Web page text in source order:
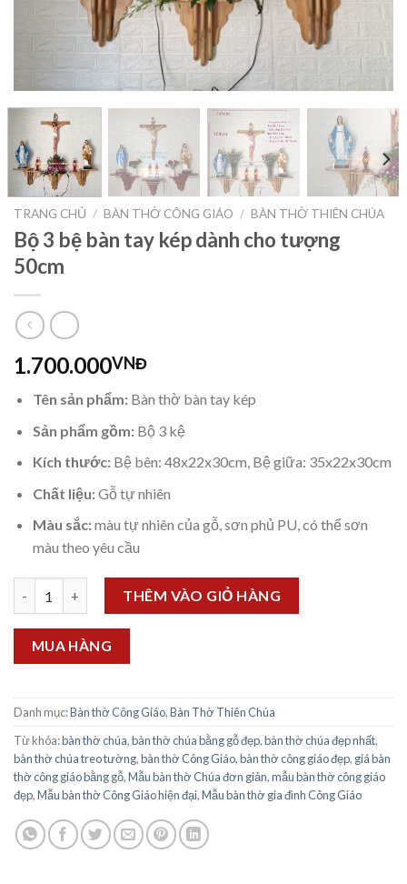
TRANG CHỦ / BÀN THỜ CÔNG GIÁO / BÀN THỜ THIÊN CHÚA
Bộ 3 bệ bàn tay kép dành cho tượng
50cm
1.700.000VNĐ
Tên sản phẩm:Bàn thờ bàn tay kép
Sản phẩm gồm:Bộ 3 kệ
Kích thước:Bệ bên: 48x22x30cm, Bệ giữa: 35x22x30cm
Chất liệu:Gỗ tự nhiên
Màu sắc:màu tự nhiên của gỗ, sơn phủ PU, có thể sơn
màu theo yêu cầu
Bộ 3 bệ bàn tay kép dành cho tượng 50cm số lượng
THÊM VÀO GIỎ HÀNG
MUA HÀNG
Danh mục:Bàn thờ Công Giáo,Bàn Thờ Thiên Chúa
Từ khóa:bàn thờ chúa,bàn thờ chúa bằng gỗ đẹp,bàn thờ chúa đẹp nhất,
bàn thờ chúa treo tường,bàn thờ Công Giáo,bàn thờ công giáo đẹp, giá bàn
thờ công giáo bằng gỗ,Mẫu bàn thờ Chúa đơn giản,mẫu bàn thờ công giáo
đẹp,Mẫu bàn thờ Công Giáo hiện đại,Mẫu bàn thờ gia đình Công Giáo